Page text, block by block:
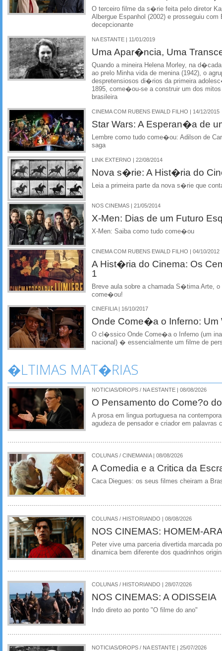
O terceiro filme da s�rie feita pelo diretor
Albergue Espanhol (2002) e prosseguiu
decepcionante
NA ESTANTE | 11/01/2019
Uma Apar�ncia, Uma
Quando a mineira Helena Morley, na
ao prelo Minha vida de menina (1942), o
despretensiosos di�rios da primeira
1895, come�ou-se a construir um dos
brasileira
CINEMA COM RUBENS EWALD FILHO | 14/12/2015
Star Wars: A Esperan�a de
Lembre como tudo come�ou: Adilson de
saga
LINK EXTERNO | 22/08/2014
Nova s�rie: A Hist�ria do
Leia a primeira parte da nova s�rie que
NOS CINEMAS | 21/05/2014
X-Men: Dias de um Futuro
X-Men: Saiba como tudo come�ou
CINEMA COM RUBENS EWALD FILHO | 04/10/2012
A Hist�ria do Cinema: Os
1
Breve aula sobre a chamada S�tima Arte,
come�ou!
CINEFILIA | 16/10/2017
Onde Come�a o Inferno:
O cl�ssico Onde Come�a o Inferno (um
nacional) � essencialmente um filme de
�LTIMAS MAT�RIAS
NOTICIAS/DROPS / NA ESTANTE | 08/08/2026
O Pensamento do Come?o
A prosa em lingua portuguesa na
agudeza de pensador e criador em palavras
COLUNAS / CINEMANIA | 08/08/2026
A Comedia e a Critica da
Caca Diegues: os seus filmes cheiram a
COLUNAS / HISTORIANDO | 08/08/2026
NOS CINEMAS: HOMEM-
Peter vive uma parceria divertida marcada
dinamica bem diferente dos quadrinhos
COLUNAS / HISTORIANDO | 28/07/2026
NOS CINEMAS: A ODISSEIA
Indo direto ao ponto "O filme do ano"
NOTICIAS/DROPS / NA ESTANTE | 25/07/2026